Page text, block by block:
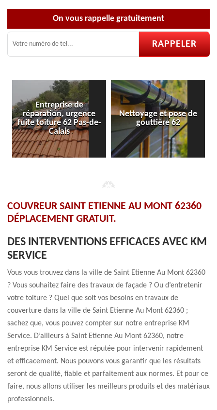
On vous rappelle gratuitement
de
Pas-de-
Nettoyage et pose de
gouttière 62
Pose et
velux 62
COUVREUR SAINT ETIENNE AU MONT 62360
DÉPLACEMENT GRATUIT.
DES INTERVENTIONS EFFICACES AVEC KM
SERVICE
Vous vous trouvez dans la ville de Saint Etienne Au Mont 62360
? Vous souhaitez faire des travaux de façade ? Ou d’entretenir
votre toiture ? Quel que soit vos besoins en travaux de
couverture dans la ville de Saint Etienne Au Mont 62360 ;
sachez que, vous pouvez compter sur notre entreprise KM
Service. D’ailleurs à Saint Etienne Au Mont 62360, notre
entreprise KM Service est réputée pour intervenir rapidement
et efficacement. Nous pouvons vous garantir que les résultats
seront de qualité, fiable et parfaitement aux normes. Et pour ce
faire, nous allons utiliser les meilleurs produits et des matériaux
professionnels.